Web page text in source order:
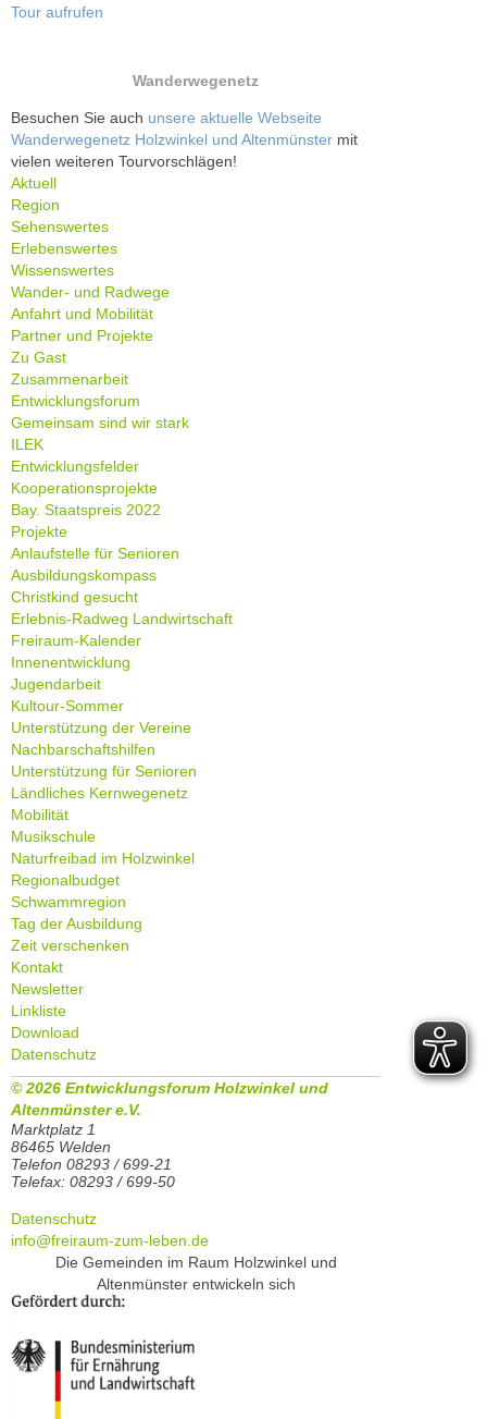
Tour aufrufen
Wanderwegenetz
Besuchen Sie auch unsere aktuelle Webseite
Wanderwegenetz Holzwinkel und Altenmünster mit
vielen weiteren Tourvorschlägen!
Aktuell
Region
Sehenswertes
Erlebenswertes
Wissenswertes
Wander- und Radwege
Anfahrt und Mobilität
Partner und Projekte
Zu Gast
Zusammenarbeit
Entwicklungsforum
Gemeinsam sind wir stark
ILEK
Entwicklungsfelder
Kooperationsprojekte
Bay. Staatspreis 2022
Projekte
Anlaufstelle für Senioren
Ausbildungskompass
Christkind gesucht
Erlebnis-Radweg Landwirtschaft
Freiraum-Kalender
Innenentwicklung
Jugendarbeit
Kultour-Sommer
Unterstützung der Vereine
Nachbarschaftshilfen
Unterstützung für Senioren
Ländliches Kernwegenetz
Mobilität
Musikschule
Naturfreibad im Holzwinkel
Regionalbudget
Schwammregion
Tag der Ausbildung
Zeit verschenken
Kontakt
Newsletter
Linkliste
Download
Datenschutz
© 2026 Entwicklungsforum Holzwinkel und
Altenmünster e.V.
Marktplatz 1
86465 Welden
Telefon 08293 / 699-21
Telefax: 08293 / 699-50
Datenschutz
info@freiraum-zum-leben.de
Die Gemeinden im Raum Holzwinkel und
Altenmünster entwickeln sich